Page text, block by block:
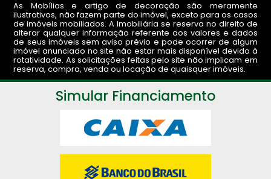
As Mobílias e artigo de decoração são meramente
ilustrativos, não fazem parte do imóvel, exceto para os casos
de imóveis mobiliados. A Imobiliária se reserva no direito de
alterar qualquer informação referente aos valores e dados
de seus imóveis sem aviso prévio e pode ocorrer de algum
imóvel anunciado no site não estar mais disponível devido à
rotatividade. As solicitações feitas pelo site não implicam em
reserva, compra, venda ou locação de quaisquer imóveis.
Simular Financiamento